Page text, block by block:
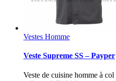
Vestes Homme
Veste Supreme SS – Payper
Veste de cuisine homme à